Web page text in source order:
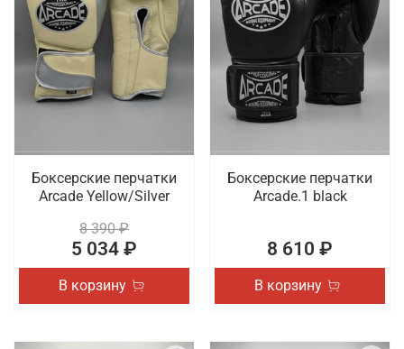
Боксерские перчатки
Arcade Yellow/Silver
8 390 ₽
5 034 ₽
В корзину
Боксерские перчатки
Arcade.1 black
8 610 ₽
В корзину